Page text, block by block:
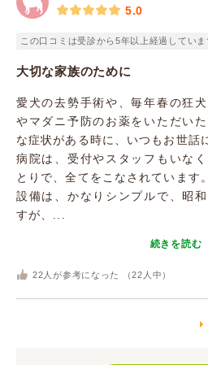
5.0
この口コミは受診から5年以上経過していま
大切な家族のために
愛犬の去勢手術や、毎年春の狂
やマダニ予防のお薬をいただい
な症状がある時に、いつもお世話
病院は、受付やスタッフもいな
とりで、全てをこなされています。
設備は、かなりシンプルで、昭
すが、...
続きを読む
22 人が参考になった （22 人中）